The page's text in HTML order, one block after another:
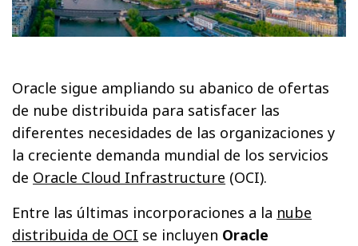
Oracle sigue ampliando su abanico de ofertas
de nube distribuida para satisfacer las
diferentes necesidades de las organizaciones y
la creciente demanda mundial de los servicios
de Oracle Cloud Infrastructure (OCI).
Entre las últimas incorporaciones a la nube
distribuida de OCI se incluyen Oracle